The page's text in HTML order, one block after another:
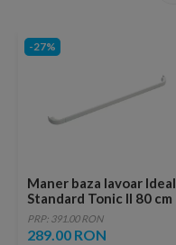
-27%
Maner baza lavoar Ideal
Standard Tonic II 80 cm
alb lucios
PRP: 391.00 RON
289.00 RON